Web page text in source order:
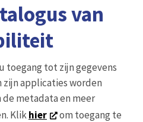
van
tot zijn gegevens
zijn applicaties worden
de metadata en meer
Klikhier
om toegang te